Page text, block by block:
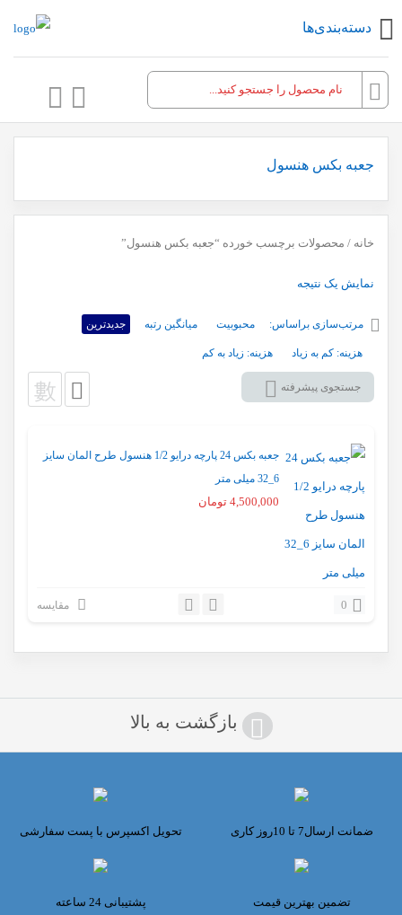
دسته‌بندی‌ها
جعبه بکس هنسول
خانه / محصولات برچسب خورده “جعبه بکس هنسول”
نمایش یک نتیجه
مرتب‌سازی براساس: محبوبیت میانگین رتبه جدیدترین
هزینه: کم به زیاد هزینه: زیاد به کم
جستجوی پیشرفته
جعبه بکس 24 پارچه درایو 1/2 هنسول طرح المان سایز
6_32 میلی متر
4,500,000 تومان
0 مقایسه
بازگشت به بالا
ضمانت ارسال7 تا 10روز کاری تحویل اکسپرس با پست سفارشی
تضمین بهترین قیمت پشتیبانی 24 ساعته